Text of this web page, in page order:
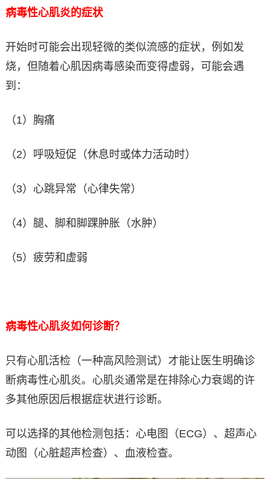
病毒性心肌炎的症状
开始时可能会出现轻微的类似流感的症状，例如发
烧，但随着心肌因病毒感染而变得虚弱，可能会遇
到：
（1）胸痛
（2）呼吸短促（休息时或体力活动时）
（3）心跳异常（心律失常）
（4）腿、脚和脚踝肿胀（水肿）
（5）疲劳和虚弱
病毒性心肌炎如何诊断？
只有心肌活检（一种高风险测试）才能让医生明确诊
断病毒性心肌炎。心肌炎通常是在排除心力衰竭的许
多其他原因后根据症状进行诊断。
可以选择的其他检测包括：心电图（ECG）、超声心
动图（心脏超声检查）、血液检查。